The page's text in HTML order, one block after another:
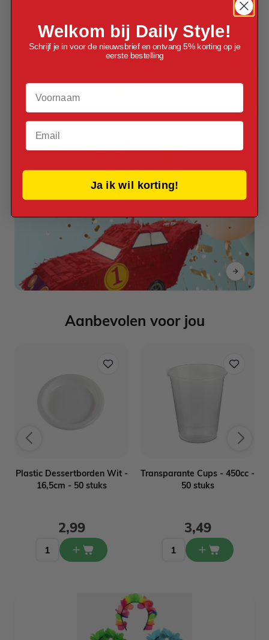
Aanbevolen voor jou
Plastic Dessertborden Wit -
16,5cm - 50 stuks
2,99
Transparante Cups - 450cc -
50 stuks
3,49
Welkom bij Daily Style!
Schrijf je in voor de nieuwsbrief en ontvang 5% korting op je
eerste bestelling
Voornaam
Email
Ja ik wil korting!